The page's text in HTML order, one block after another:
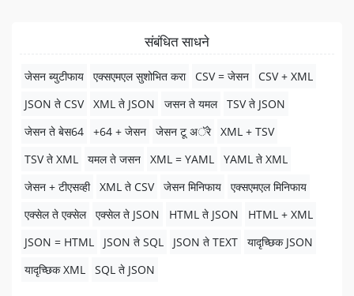
संबंधित साधने
जेसन ब्युटीफाय एक्सएमएल सुशोभित करा CSV = जेसन
CSV + XML
JSON ते CSV
XML ते JSON जसन ते यमल
TSV ते JSON
जेसन ते बेस64
+64 + जेसन जेसन टू अॅरे
XML + TSV
TSV ते XML
यमल ते जसन XML = YAML
YAML ते XML
जेसन + टीएसव्ही
XML ते CSV जेसन मिनिफाय
एक्सएमएल मिनिफाय
एक्सेल ते एक्सेल
एक्सेल ते JSON HTML ते JSON
HTML + XML
JSON = HTML
JSON ते SQL JSON ते TEXT
यादृच्छिक JSON
यादृच्छिक XML
SQL ते JSON